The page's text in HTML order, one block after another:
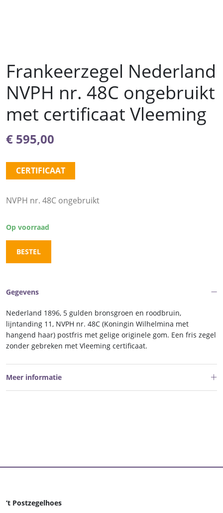
Frankeerzegel Nederland
NVPH nr. 48C ongebruikt
met certificaat Vleeming
€ 595,00
CERTIFICAAT
NVPH nr. 48C ongebruikt
Op voorraad
BESTEL
Gegevens
Nederland 1896, 5 gulden bronsgroen en roodbruin,
lijntanding 11, NVPH nr. 48C (Koningin Wilhelmina met
hangend haar) postfris met gelige originele gom. Een fris zegel
zonder gebreken met Vleeming certificaat.
Meer informatie
‘t Postzegelhoes